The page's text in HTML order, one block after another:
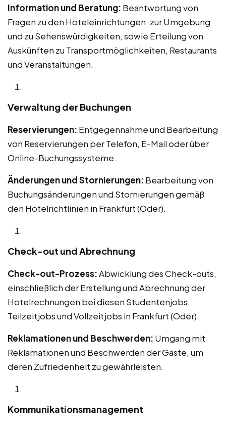
Information und Beratung: Beantwortung von
Fragen zu den Hoteleinrichtungen, zur Umgebung
und zu Sehenswürdigkeiten, sowie Erteilung von
Auskünften zu Transportmöglichkeiten, Restaurants
und Veranstaltungen.
Verwaltung der Buchungen
Reservierungen: Entgegennahme und Bearbeitung
von Reservierungen per Telefon, E-Mail oder über
Online-Buchungssysteme.
Änderungen und Stornierungen: Bearbeitung von
Buchungsänderungen und Stornierungen gemäß
den Hotelrichtlinien in Frankfurt (Oder).
Check-out und Abrechnung
Check-out-Prozess:Abwicklung des Check-outs,
einschließlich der Erstellung und Abrechnung der
Hotelrechnungen bei diesen Studentenjobs,
Teilzeitjobs und Vollzeitjobs in Frankfurt (Oder).
Reklamationen und Beschwerden: Umgang mit
Reklamationen und Beschwerden der Gäste, um
deren Zufriedenheit zu gewährleisten.
Kommunikationsmanagement